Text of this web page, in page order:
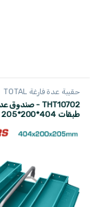
حقيبة عدة فارغة TOTAL